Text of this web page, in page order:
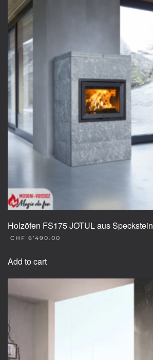
Holzöfen FS175 JOTUL aus Speckstein
CHF 6’490.00
Add to cart